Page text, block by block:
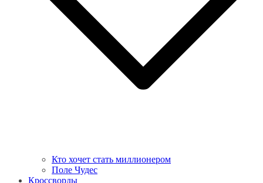
Кто хочет стать миллионером
Поле Чудес
Кроссворды